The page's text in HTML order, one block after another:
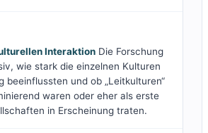
Interaktion Die Forschung
wie stark die einzelnen Kulturen
beeinflussten und ob „Leitkulturen“
waren oder eher als erste
in Erscheinung traten.